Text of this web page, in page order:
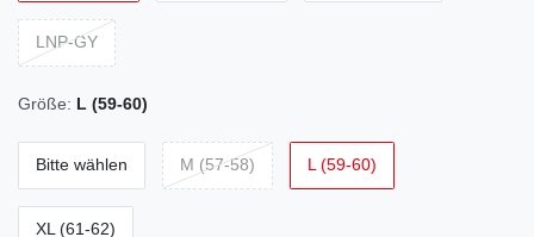
LNP-GY
Größe: L (59-60)
Bitte wählen M (57-58) L (59-60)
XL (61-62)